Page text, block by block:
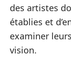
des artistes
établies et
examiner
vision.